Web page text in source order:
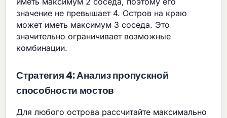
значение не превышает 4. Остров на краю
может иметь максимум 3 соседа. Это
значительно ограничивает возможные
комбинации.
Стратегия 4: Анализ пропускной
способности мостов
Для любого острова рассчитайте максимально